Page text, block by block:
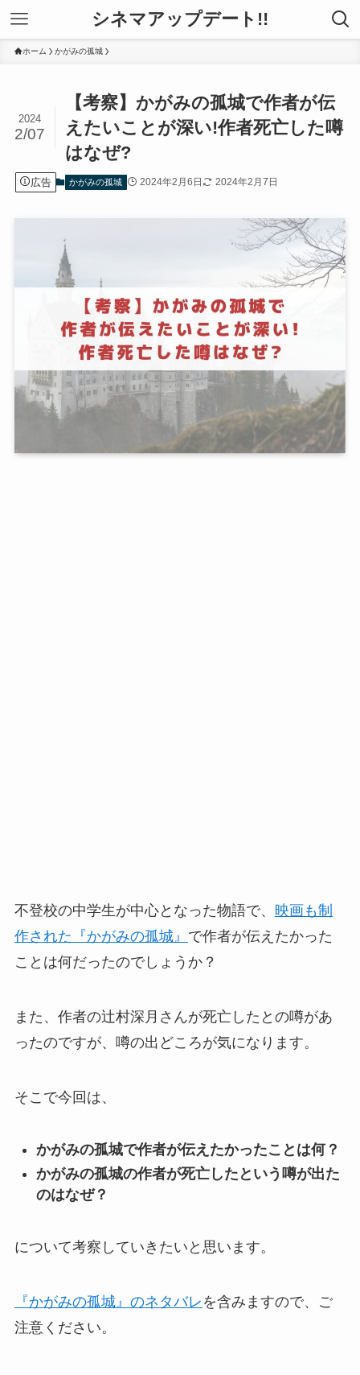
シネマアップデート!!
ホーム かがみの孤城
【考察】かがみの孤城で作者が伝
えたいことが深い!作者死亡した噂
はなぜ?
2024
2/07
広告 かがみの孤城 2024年2月6日 2024年2月7日
不登校の中学生が中心となった物語で、 映画も制
作された『かがみの孤城』 で作者が伝えたかった
ことは何だったのでしょうか？
また、作者の辻村深月さんが死亡したとの噂があ
ったのですが、噂の出どころが気になります。
そこで今回は、
かがみの孤城で作者が伝えたかったことは何？
かがみの孤城の作者が死亡したという噂が出た
のはなぜ？
について考察していきたいと思います。
『かがみの孤城』のネタバレ を含みますので、ご
注意ください。